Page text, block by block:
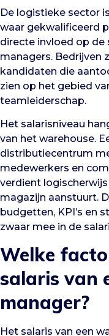
De logistieke sector
waar gekwalificeerd
directe invloed op de
managers. Bedrijven
kandidaten die
zien op het gebied
teamleiderschap.
Het salarisniveau
van het warehouse.
distributiecentrum
medewerkers en
verdient
magazijn aanstuurt.
budgetten, KPI’s en
zwaar mee in de
Welke
salaris van
manager?
Het salaris van een